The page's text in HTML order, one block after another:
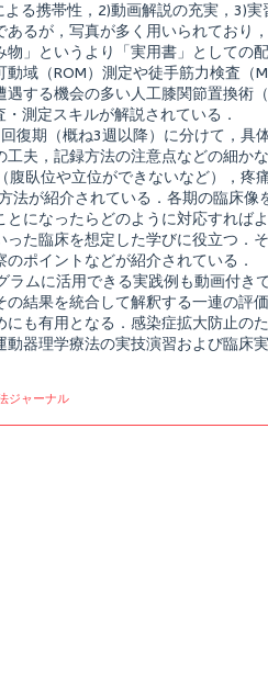
る携帯性，2)動画解説の充実，3)実
るが，写真が多く用いられており
」というより「実用書」としての
域（ROM）測定や徒手筋力検査（
する機会の多い人工膝関節置換術
測定スキルが解説されている．
復期（概ね3週以降）に分けて，具
夫，記録方法の注意点などの細か
臥位や立位ができないなど），疼
法が紹介されている．各期の臨床像
になったらどのように対応すれば
た臨床を想定した学びに役立つ．
ポイントなどが紹介されている．
ムに活用できる実践例も動画付き
結果を統合して解釈する一連の評
も有用となる．感染症拡大防止の
器理学療法の実技演習および臨床
ジャーナル